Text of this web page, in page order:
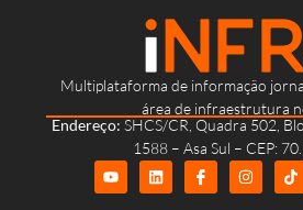
Multiplataforma de informação
área de infraestrutura
Endereço: SHCS/CR, Quadra 502,
1588 – Asa Sul – CEP: